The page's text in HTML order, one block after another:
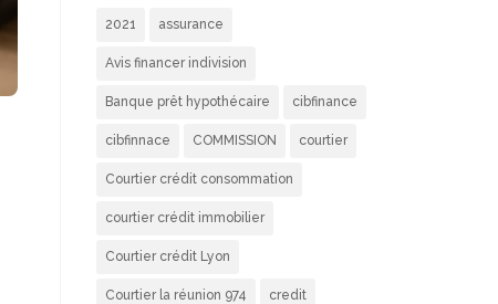
2021 assurance
Avis financer indivision
Banque prêt hypothécaire cibfinance
cibfinnace COMMISSION courtier
Courtier crédit consommation
courtier crédit immobilier
Courtier crédit Lyon
Courtier la réunion 974 credit